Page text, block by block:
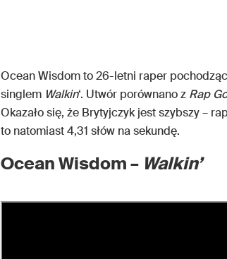
Ocean Wisdom to 26-letni raper
singlem Walkin‘. Utwór porównano z Rap
Okazało się, że Brytyjczyk jest szybszy –
to natomiast 4,31 słów na sekundę.
Ocean Wisdom – Walkin’